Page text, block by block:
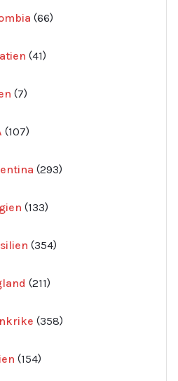
66
produkter
41
produkter
7
produkter
107
produkter
293
produkter
133
produkter
354
produkter
211
produkter
358
produkter
154
produkter